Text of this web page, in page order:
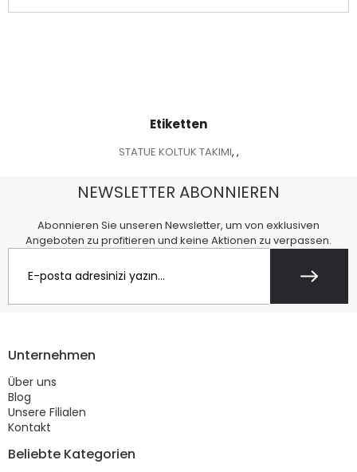
Etiketten
STATUE KOLTUK TAKIMI, ,
NEWSLETTER ABONNIEREN
Abonnieren Sie unseren Newsletter, um von exklusiven
Angeboten zu profitieren und keine Aktionen zu verpassen.
Unternehmen
Über uns
Blog
Unsere Filialen
Kontakt
Beliebte Kategorien